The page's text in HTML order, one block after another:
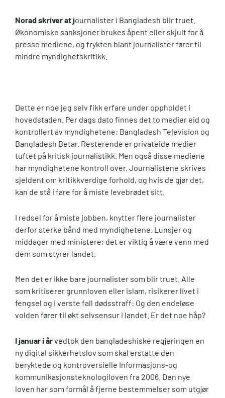
Norad skriver at journalister i Bangladesh blir truet.
Økonomiske sanksjoner brukes åpent eller skjult for å
presse mediene, og frykten blant journalister fører til
mindre myndighetskritikk.
Dette er noe jeg selv fikk erfare under oppholdet i
hovedstaden. Per dags dato finnes det to medier eid og
kontrollert av myndighetene: Bangladesh Television og
Bangladesh Betar. Resterende er privateide medier
tuftet på kritisk journalistikk. Men også disse mediene
har myndighetene kontroll over. Journalistene skrives
sjeldent om kritikkverdige forhold, og hvis de gjør det,
kan de stå i fare for å miste levebrødet sitt.
I redsel for å miste jobben, knytter flere journalister
derfor sterke bånd med myndighetene. Lunsjer og
middager med ministere; det er viktig å være venn med
dem som styrer landet.
Men det er ikke bare journalister som blir truet. Alle
som kritiserer grunnloven eller islam, risikerer livet i
fengsel og i verste fall dødsstraff: Og den endeløse
volden fører til økt selvsensur i landet. Er det noe håp?
I januar i årvedtok den bangladeshiske regjeringen en
ny digital sikkerhetslov som skal erstatte den
beryktede og kontroversielle Informasjons-og
kommunikasjonsteknologiloven fra 2006. Den nye
loven har som formål å fjerne bestemmelser som utgjør